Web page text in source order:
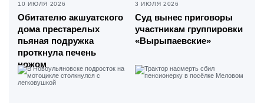
10 ИЮЛЯ 2026
Обитателю акшуатского
дома престарелых
пьяная подружка
проткнула печень
ножом
3 ИЮЛЯ 2026
Суд вынес приговоры
участникам группировки
«Вырыпаевские»